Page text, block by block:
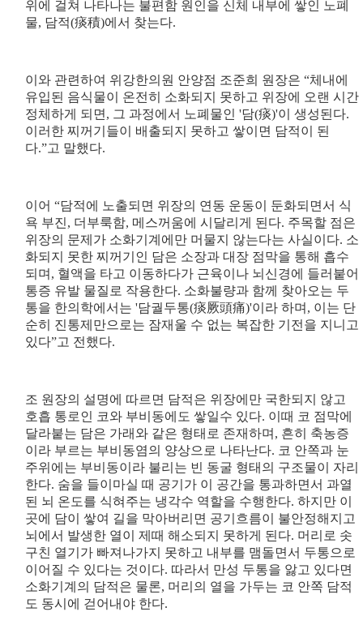
위에 걸쳐 나타나는 불편함 원인을 신체 내부에 쌓인 노폐
물, 담적(痰積)에서 찾는다.
이와 관련하여 위강한의원 안양점 조준희 원장은 “체내에
유입된 음식물이 온전히 소화되지 못하고 위장에 오랜 시간
정체하게 되면, 그 과정에서 노폐물인 '담(痰)'이 생성된다.
이러한 찌꺼기들이 배출되지 못하고 쌓이면 담적이 된
다.”고 말했다.
이어 “담적에 노출되면 위장의 연동 운동이 둔화되면서 식
욕 부진, 더부룩함, 메스꺼움에 시달리게 된다. 주목할 점은
위장의 문제가 소화기계에만 머물지 않는다는 사실이다. 소
화되지 못한 찌꺼기인 담은 소장과 대장 점막을 통해 흡수
되며, 혈액을 타고 이동하다가 근육이나 뇌신경에 들러붙어
통증 유발 물질로 작용한다. 소화불량과 함께 찾아오는 두
통을 한의학에서는 '담궐두통(痰厥頭痛)'이라 하며, 이는 단
순히 진통제만으로는 잠재울 수 없는 복잡한 기전을 지니고
있다”고 전했다.
조 원장의 설명에 따르면 담적은 위장에만 국한되지 않고
호흡 통로인 코와 부비동에도 쌓일수 있다. 이때 코 점막에
달라붙는 담은 가래와 같은 형태로 존재하며, 흔히 축농증
이라 부르는 부비동염의 양상으로 나타난다. 코 안쪽과 눈
주위에는 부비동이라 불리는 빈 동굴 형태의 구조물이 자리
한다. 숨을 들이마실 때 공기가 이 공간을 통과하면서 과열
된 뇌 온도를 식혀주는 냉각수 역할을 수행한다. 하지만 이
곳에 담이 쌓여 길을 막아버리면 공기흐름이 불안정해지고
뇌에서 발생한 열이 제때 해소되지 못하게 된다. 머리로 솟
구친 열기가 빠져나가지 못하고 내부를 맴돌면서 두통으로
이어질 수 있다는 것이다. 따라서 만성 두통을 앓고 있다면
소화기계의 담적은 물론, 머리의 열을 가두는 코 안쪽 담적
도 동시에 걷어내야 한다.